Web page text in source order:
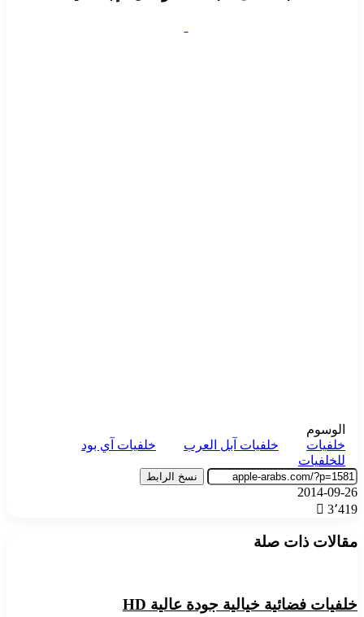
الوسوم
خلفيات
خلفيات آبل العرب
خلفيات آي بود
للخلفيات
نسخ الرابط
2014-09-26
3٬419
مقالات ذات صلة
خلفيات فضائية خيالية جودة عالية HD